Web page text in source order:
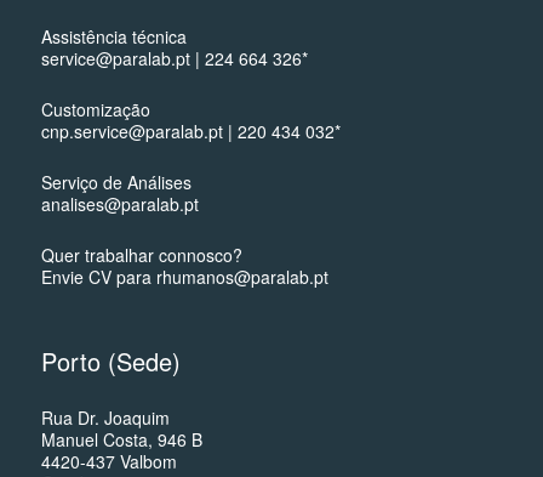
Assistência técnica
service@paralab.pt | 224 664 326*
Customização
cnp.service@paralab.pt | 220 434 032*
Serviço de Análises
analises@paralab.pt
Quer trabalhar connosco?
Envie CV para rhumanos@paralab.pt
Porto (Sede)
Rua Dr. Joaquim
Manuel Costa, 946 B
4420-437 Valbom